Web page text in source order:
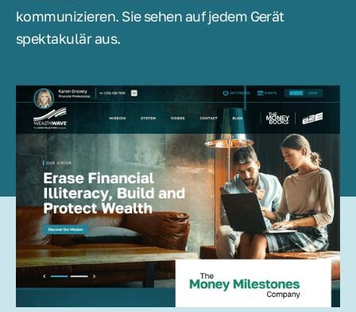
kommunizieren. Sie sehen auf jedem Gerät
spektakulär aus.